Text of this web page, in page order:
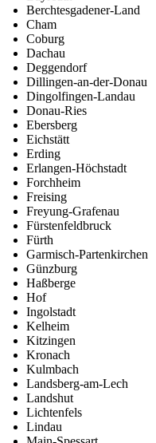
Berchtesgadener-Land
Cham
Coburg
Dachau
Deggendorf
Dillingen-an-der-Donau
Dingolfingen-Landau
Donau-Ries
Ebersberg
Eichstätt
Erding
Erlangen-Höchstadt
Forchheim
Freising
Freyung-Grafenau
Fürstenfeldbruck
Fürth
Garmisch-Partenkirchen
Günzburg
Haßberge
Hof
Ingolstadt
Kelheim
Kitzingen
Kronach
Kulmbach
Landsberg-am-Lech
Landshut
Lichtenfels
Lindau